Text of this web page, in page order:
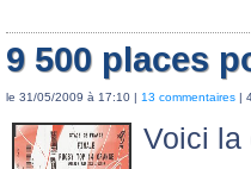
9 500 places
le 31/05/2009 à 17:10 | 13 commentaires |
Voici la